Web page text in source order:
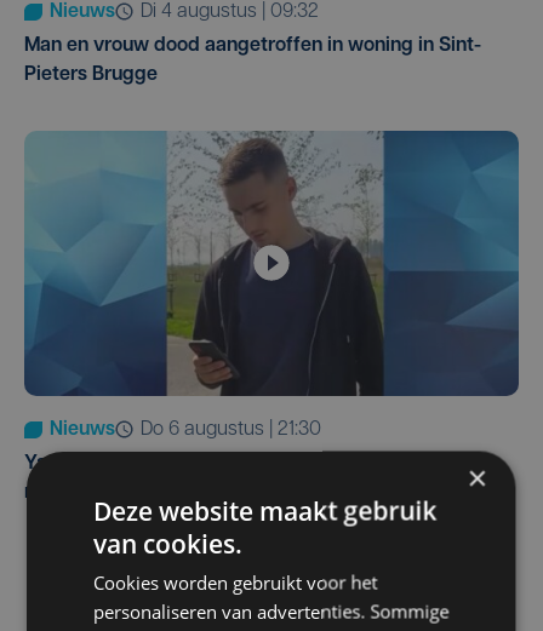
Nieuws
di 4 augustus | 09:32
Man en vrouw dood aangetroffen in woning in Sint-
Pieters Brugge
Nieuws
do 6 augustus | 21:30
Yaro (19), slachtoffer van vechtpartij, is na
maandenlange coma overleden
×
Deze website maakt gebruik
van cookies.
Cookies worden gebruikt voor het
personaliseren van advertenties. Sommige